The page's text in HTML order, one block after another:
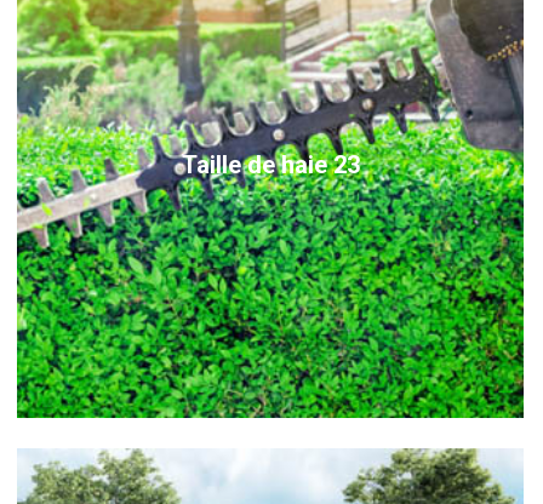
Taille de haie 23